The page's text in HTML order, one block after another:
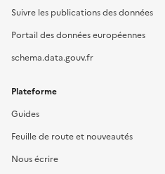
Suivre les publications des données
Portail des données européennes
schema.data.gouv.fr
Plateforme
Guides
Feuille de route et nouveautés
Nous écrire